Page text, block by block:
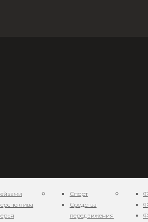
Спорт
Средства
передвижения